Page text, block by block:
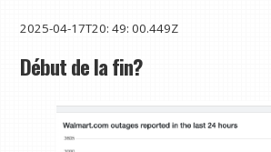
2025-04-17T20: 49: 00.449Z
Début de la fin?